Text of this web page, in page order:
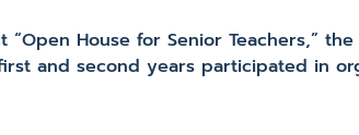
House for Senior Teachers,”
and second years participated in